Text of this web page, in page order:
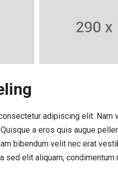
adipiscing elit. Nam
a eros quis augue
bibendum velit nec erat
sed elit aliquam,